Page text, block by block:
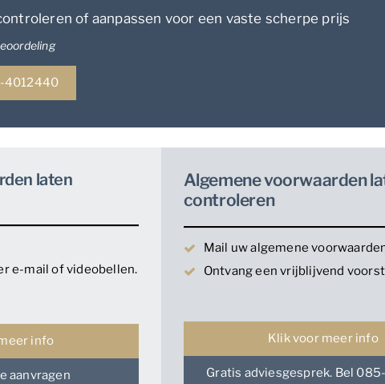
of aanpassen voor een vaste scherpe prijs
4012440
laten
e-mail of videobellen.
info
aanvragen
Algemene voorwaarden
controleren
Mail uw algemene
Ontvang een vrijblijvend
Klik voor meer info
Gratis adviesgesprek. Bel